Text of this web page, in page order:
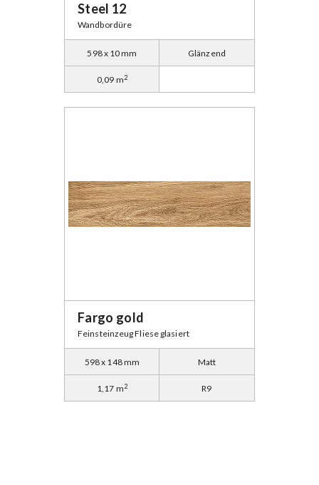
Steel 12
Wandbordüre
598 x 10 mm Glänzend
0,09 m2
Fargo gold
Feinsteinzeug Fliese glasiert
598 x 148 mm Matt
1,17 m2 R9